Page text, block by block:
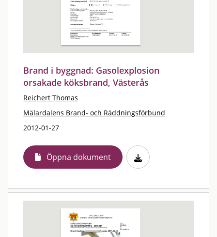
Brand i byggnad: Gasolexplosion
orsakade köksbrand, Västerås
Reichert Thomas
Mälardalens Brand- och Räddningsförbund
2012-01-27
Öppna dokument